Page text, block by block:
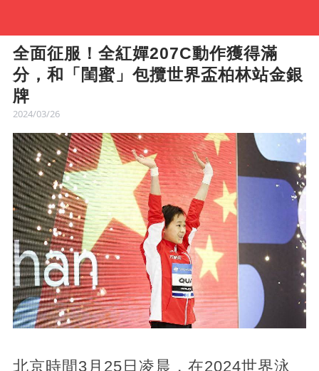
全面征服！全紅嬋207C動作獲得滿
分，和「閨蜜」包攬世界盃柏林站金銀
牌
2024/03/26
北京時間3月25日凌晨，在2024世界泳